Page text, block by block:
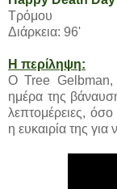
Τρόμου
Διάρκεια: 96'
Η περίληψη:
Ο Tree Gelbman,
ημέρα της
λεπτομέρειες, όσο
η ευκαιρία της για